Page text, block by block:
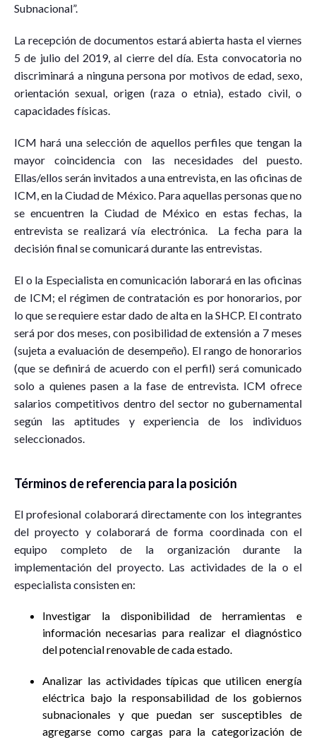
Subnacional”.
La recepción de documentos estará abierta hasta el viernes
5 de julio del 2019, al cierre del día. Esta convocatoria no
discriminará a ninguna persona por motivos de edad, sexo,
orientación sexual, origen (raza o etnia), estado civil, o
capacidades físicas.
ICM hará una selección de aquellos perfiles que tengan la
mayor coincidencia con las necesidades del puesto.
Ellas/ellos serán invitados a una entrevista, en las oficinas de
ICM, en la Ciudad de México. Para aquellas personas que no
se encuentren la Ciudad de México en estas fechas, la
entrevista se realizará vía electrónica. La fecha para la
decisión final se comunicará durante las entrevistas.
El o la Especialista en comunicación laborará en las oficinas
de ICM; el régimen de contratación es por honorarios, por
lo que se requiere estar dado de alta en la SHCP. El contrato
será por dos meses, con posibilidad de extensión a 7 meses
(sujeta a evaluación de desempeño). El rango de honorarios
(que se definirá de acuerdo con el perfil) será comunicado
solo a quienes pasen a la fase de entrevista. ICM ofrece
salarios competitivos dentro del sector no gubernamental
según las aptitudes y experiencia de los individuos
seleccionados.
Términos de referencia para la posición
El profesional colaborará directamente con los integrantes
del proyecto y colaborará de forma coordinada con el
equipo completo de la organización durante la
implementación del proyecto. Las actividades de la o el
especialista consisten en:
Investigar la disponibilidad de herramientas e
información necesarias para realizar el diagnóstico
del potencial renovable de cada estado.
Analizar las actividades típicas que utilicen energía
eléctrica bajo la responsabilidad de los gobiernos
subnacionales y que puedan ser susceptibles de
agregarse como cargas para la categorización de